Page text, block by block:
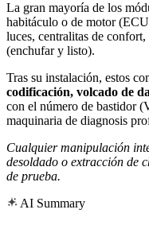
La gran mayoría de los
habitáculo o de motor
luces, centralitas de confort,
(enchufar y listo).
Tras su instalación, estos
codificación, volcado de
con el número de bastidor
maquinaria de diagnosis
Cualquier manipulación
desoldado o extracción de
de prueba.
AI Summary